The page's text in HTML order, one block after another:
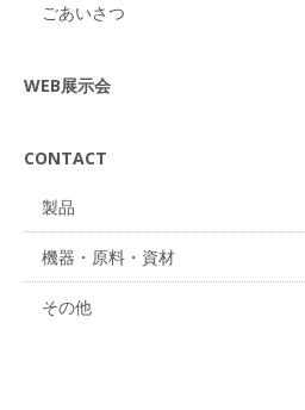
ごあいさつ
WEB展示会
CONTACT
製品
機器・原料・資材
その他